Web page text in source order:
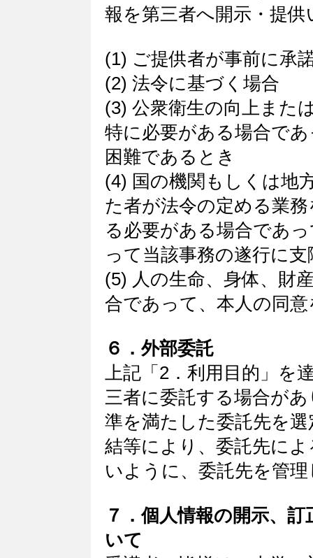
報を第三者へ開示・提
(1) ご提供者が事前に承
(2) 法令に基づく場合
(3) 公衆衛生の向上また
特に必要がある場合で
困難であるとき
(4) 国の機関もしくは地
た者が法令の定める業
る必要がある場合であ
って当該事務の遂行に
(5) 人の生命、身体、財
合であって、本人の同
６．外部委託
上記「2．利用目的」を
三者に委託する場合が
準を満たした委託先を
結等により、委託先に
いように、委託先を管
７．個人情報の開示、
いて